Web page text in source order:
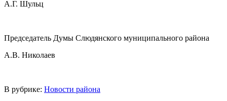
А.Г. Шульц
Председатель Думы Слюдянского муниципального района
А.В. Николаев
В рубрике: Новости района